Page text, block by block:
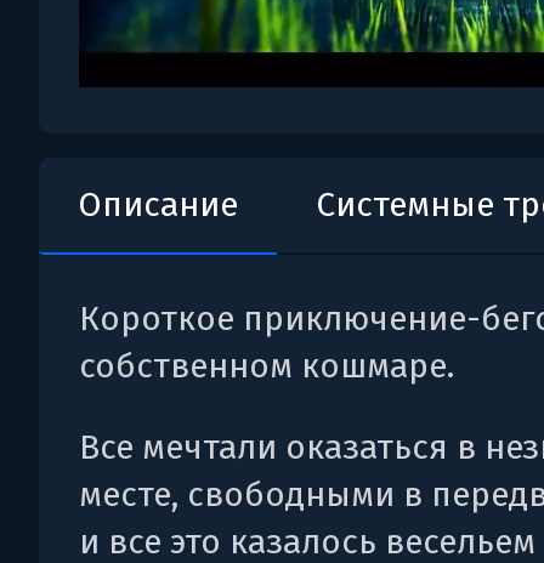
Описание Системные
Короткое приключение-
собственном кошмаре.
Все мечтали оказаться в
месте, свободными в
и все это казалось